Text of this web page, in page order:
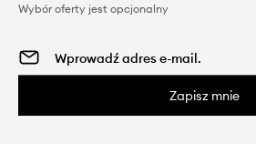
Wybór oferty jest opcjonalny
Zapisz mnie